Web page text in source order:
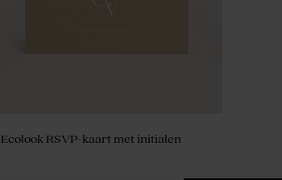
Ecolook RSVP-kaart met initialen